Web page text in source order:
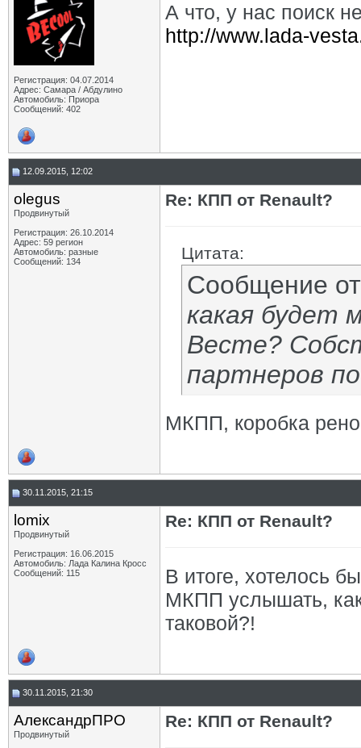
Регистрация: 04.07.2014
Адрес: Самара / Абдулино
Автомобиль: Приора
Сообщений: 402
А что, у нас поиск
http://www.lada-
12.09.2015, 12:02
olegus
Продвинутый
Регистрация: 26.10.2014
Адрес: 59 регион
Автомобиль: разные
Сообщений: 134
Re: КПП от Renault?
Цитата:
Сообщение
какая будет
Весте?
партнеров
МКПП, коробка
30.11.2015, 21:15
lomix
Продвинутый
Регистрация: 16.06.2015
Автомобиль: Лада Калина Кросс
Сообщений: 115
Re: КПП от Renault?
В итоге, хотелось
МКПП услышать,
таковой?!
30.11.2015, 21:30
АлександрПРО
Продвинутый
Re: КПП от Renault?